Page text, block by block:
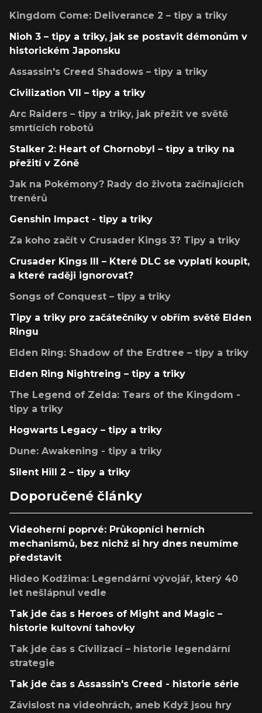
Kingdom Come: Deliverance 2 – tipy a triky
Nioh 3 – tipy a triky, jak se postavit démonům v
historickém Japonsku
Assassin's Creed Shadows – tipy a triky
Civilization VII – tipy a triky
Arc Raiders – tipy a triky, jak přežít ve světě
smrtících robotů
Stalker 2: Heart of Chornobyl – tipy a triky na
přežití v Zóně
Jak na Pokémony? Rady do života začínajících
trenérů
Genshin Impact - tipy a triky
Za koho začít v Crusader Kings 3? Tipy a triky
Crusader Kings III – Které DLC se vyplatí koupit,
a které raději ignorovat?
Songs of Conquest – tipy a triky
Tipy a triky pro začátečníky v obřím světě Elden
Ringu
Elden Ring: Shadow of the Erdtree – tipy a triky
Elden Ring Nightreing – tipy a triky
The Legend of Zelda: Tears of the Kingdom -
tipy a triky
Hogwarts Legacy – tipy a triky
Dune: Awakening - tipy a triky
Silent Hill 2 – tipy a triky
Doporučené články
Videoherní poprvé: Průkopníci herních
mechanismů, bez nichž si hry dnes neumíme
představit
Hideo Kodžima: Legendární vývojář, který 40
let nešlápnul vedle
Tak jde čas s Heroes of Might and Magic –
historie kultovní tahovky
Tak jde čas s Civilizací – historie legendární
strategie
Tak jde čas s Assassin's Creed - historie série
Závislost na videohrách, aneb Když jsou hry